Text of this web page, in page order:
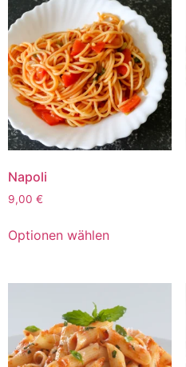
Napoli
9,00 €
Optionen wählen